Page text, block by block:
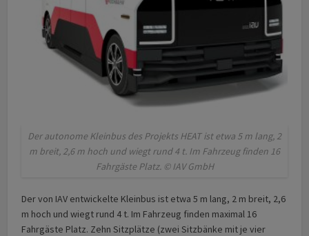
Der autonome Kleinbus des Projekts HEAT ist etwa 5 m lang, 2
m breit, 2,6 m hoch und wiegt rund 4 t. Im Fahrzeug finden 16
Fahrgäste Platz. © IAV GmbH
Der von IAV entwickelte Kleinbus ist etwa 5 m lang, 2 m breit, 2,6
m hoch und wiegt rund 4 t. Im Fahrzeug finden maximal 16
Fahrgäste Platz. Zehn Sitzplätze (zwei Sitzbänke mit je vier